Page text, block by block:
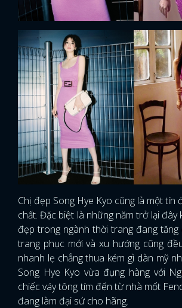
Chị đẹp Song Hye Kyo cũng là một tín
chất. Đặc biệt là những năm trở lại đây
đẹp trong ngành thời trang đang tăng
trang phục mới và xu hướng cũng
nhanh lẹ chẳng thua kém gì dàn mỹ
Song Hye Kyo vừa đụng hàng với
chiếc váy tông tím đến từ nhà mốt
đang làm đại sứ cho hãng.